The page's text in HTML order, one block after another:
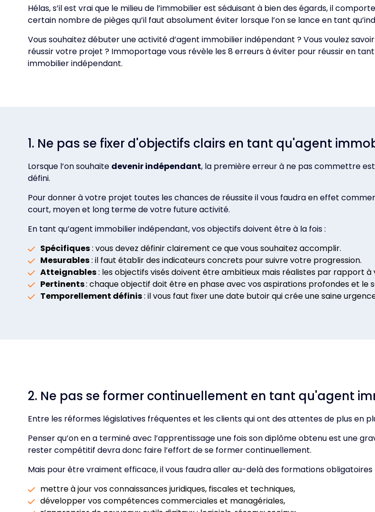
Hélas, s’il est vrai que le milieu de l’immobilier est séduisant à bien des égards, il
certain nombre de pièges qu’il faut absolument éviter lorsque l’on se lance en tant
Vous souhaitez débuter une activité d’agent immobilier indépendant ? Vous voulez
réussir votre projet ? Immoportage vous révèle les 8 erreurs à éviter pour réussir en tant
immobilier indépendant.
1. Ne pas se fixer d'objectifs clairs en tant qu'agent
Lorsque l’on souhaite devenir indépendant, la première erreur à ne pas commettre
défini.
Pour donner à votre projet toutes les chances de réussite il vous faudra en effet
court, moyen et long terme de votre future activité.
En tant qu’agent immobilier indépendant, vos objectifs doivent être à la fois :
Spécifiques: vous devez définir clairement ce que vous souhaitez accomplir.
Mesurables: il faut établir des indicateurs concrets pour suivre votre progression.
Atteignables: les objectifs visés doivent être ambitieux mais réalistes par rapport à
Pertinents: chaque objectif doit être en phase avec vos aspirations profondes et le
Temporellement définis: il vous faut fixer une date butoir qui crée une saine
2. Ne pas se former continuellement en tant qu'agent
Entre les réformes législatives fréquentes et les clients qui ont des attentes de plus en
Penser qu’on en a terminé avec l’apprentissage une fois son diplôme obtenu est une
rester compétitif devra donc faire l’effort de se former continuellement.
Mais pour être vraiment efficace, il vous faudra aller au-delà des formations obligatoires
mettre à jour vos connaissances juridiques, fiscales et techniques,
développer vos compétences commerciales et managériales,